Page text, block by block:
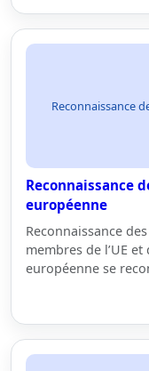
Reconnaissance
Reconnaissance
européenne
Reconnaissance
membres de l’UE et
européenne se